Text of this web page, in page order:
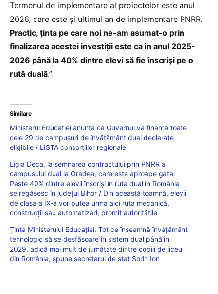
Termenul de implementare al proiectelor este anul
2026, care este și ultimul an de implementare PNRR.
Practic, ținta pe care noi ne-am asumat-o prin
finalizarea acestei investiții este ca în anul 2025-
2026 până la 40% dintre elevi să fie înscriși pe o
rută duală.”
Similare
Ministerul Educației anunță că Guvernul va finanța toate
cele 29 de campusuri de învățământ dual declarate
eligibile / LISTA consorțiilor regionale
Ligia Deca, la semnarea contractului prin PNRR a
campusului dual la Oradea, care este aproape gata:
Peste 40% dintre elevii înscriși în ruta dual în România
se regăsesc în județul Bihor / Din această toamnă, elevii
de clasa a IX-a vor putea urma aici ruta mecanică,
construcții sau automatizări, promit autoritățile
Ținta Ministerului Educației: Tot ce înseamnă învățământ
tehnologic să se desfășoare în sistem dual până în
2029, adică mai mult de jumătate dintre copiii de liceu
din România, spune secretarul de stat Sorin Ion